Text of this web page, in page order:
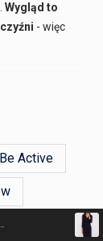
Elegancka sukienka ołówkowa z dekoltem V czarna
Wygląd to
- więc
Be Active